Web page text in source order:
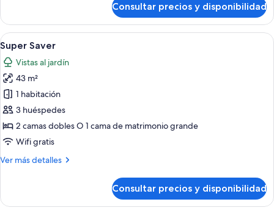
Princess
&
Tropical
Deluxe
Princess)
Suite
(Access
to
Caribe
Deluxe
Princess
&
Tropical
Deluxe
Princess)
Consultar precios y disponibilidad
Abrir
todas
las
fotos
de
Super
Saver
Una habitación de hotel moderna
5
Super Saver
Vistas al jardín
43 m²
1 habitación
3 huéspedes
2 camas dobles O 1 cama de matrimonio grande
Wifi gratis
Ver más detalles
Más
Saver
Consultar precios y disponibilidad